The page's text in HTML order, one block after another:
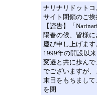
ナリナリドット
サイト閉鎖のご挨
【謹告】「
陽春の候、皆様
慶び申し上げます
1999年の開設以
変遷と共に歩んで
でございますが
末日をもちまし
を閉